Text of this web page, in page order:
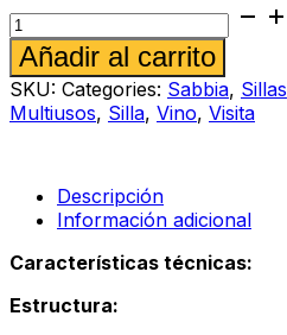
Silla
de
visita
Sabbia
185
vino
Añadir al carrito
SKU: Categories: Sabbia, Sillas
Multiusos, Silla, Vino, Visita
Descripción
Información adicional
Características técnicas:
Estructura: